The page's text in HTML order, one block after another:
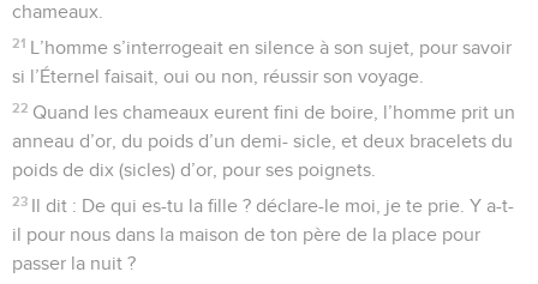
chameaux.
21 L’homme s’interrogeait en silence à son sujet, pour savoir
si l’Éternel faisait, oui ou non, réussir son voyage.
22 Quand les chameaux eurent fini de boire, l’homme prit un
anneau d’or, du poids d’un demi- sicle, et deux bracelets du
poids de dix (sicles) d’or, pour ses poignets.
23 Il dit : De qui es-tu la fille ? déclare-le moi, je te prie. Y a-t-
il pour nous dans la maison de ton père de la place pour
passer la nuit ?